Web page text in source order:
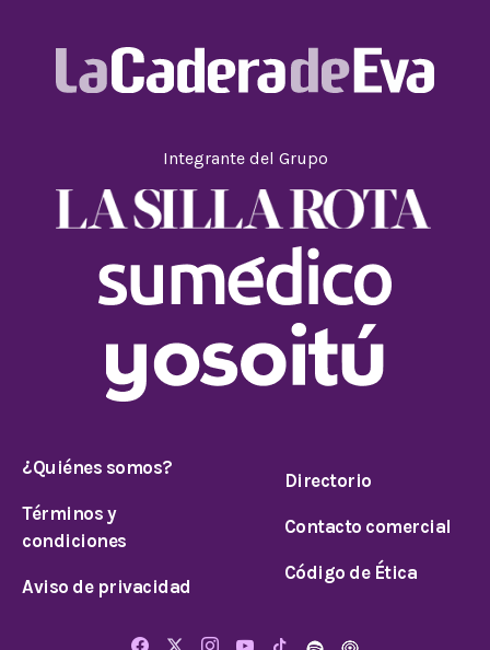
Integrante del Grupo
¿Quiénes somos?
Términos y
condiciones
Aviso de privacidad
Directorio
Contacto comercial
Código de Ética